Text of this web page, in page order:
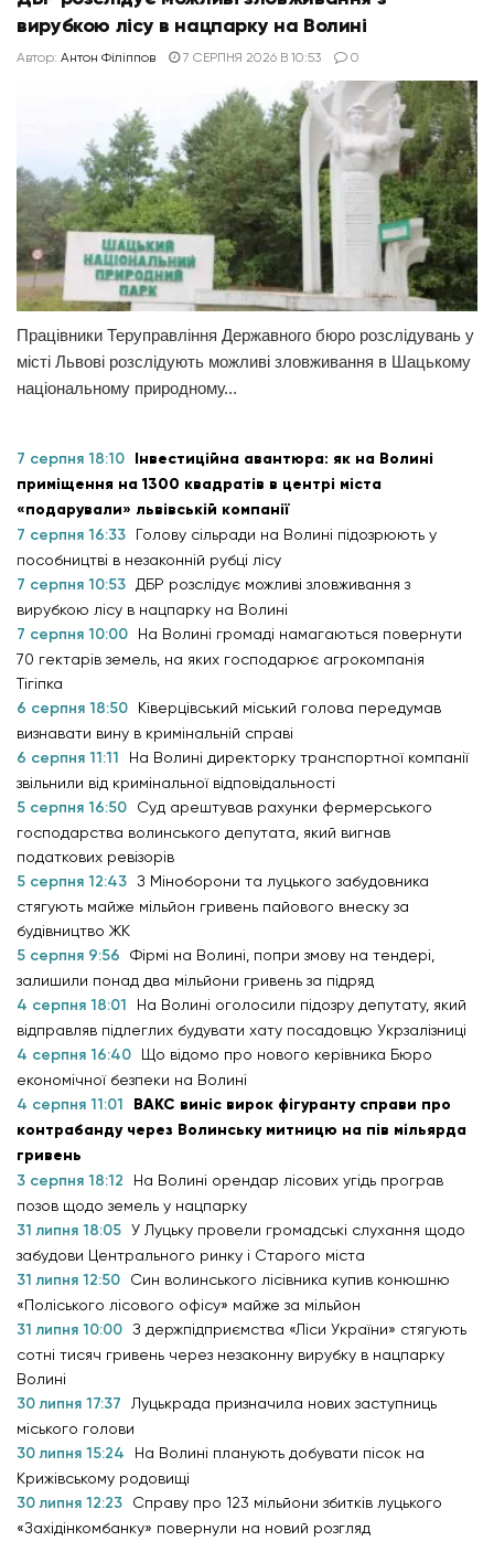
вирубкою лісу в нацпарку на Волині
Автор: Антон Філіппов 7 СЕРПНЯ 2026 В 10:53 0
Працівники Теруправління Державного бюро розслідувань у
місті Львові розслідують можливі зловживання в Шацькому
національному природному...
7 серпня 18:10 Інвестиційна авантюра: як на Волині
приміщення на 1300 квадратів в центрі міста
«подарували» львівській компанії
7 серпня 16:33
Голову сільради на Волині підозрюють у
пособництві в незаконній рубці лісу
7 серпня 10:53
ДБР розслідує можливі зловживання з
вирубкою лісу в нацпарку на Волині
7 серпня 10:00
На Волині громаді намагаються повернути
70 гектарів земель, на яких господарює агрокомпанія
Тігіпка
6 серпня 18:50
Ківерцівський міський голова передумав
визнавати вину в кримінальній справі
6 серпня 11:11
На Волині директорку транспортної компанії
звільнили від кримінальної відповідальності
5 серпня 16:50
Суд арештував рахунки фермерського
господарства волинського депутата, який вигнав
податкових ревізорів
5 серпня 12:43 З Міноборони та луцького забудовника
стягують майже мільйон гривень пайового внеску за
будівництво ЖК
5 серпня 9:56
Фірмі на Волині, попри змову на тендері,
залишили понад два мільйони гривень за підряд
4 серпня 18:01
На Волині оголосили підозру депутату, який
відправляв підлеглих будувати хату посадовцю Укрзалізниці
4 серпня 16:40
Що відомо про нового керівника Бюро
економічної безпеки на Волині
4 серпня 11:01
ВАКС виніс вирок фігуранту справи про
контрабанду через Волинську митницю на пів мільярда
гривень
3 серпня 18:12
На Волині орендар лісових угідь програв
позов щодо земель у нацпарку
31 липня 18:05 У Луцьку провели громадські слухання щодо
забудови Центрального ринку і Старого міста
31 липня 12:50
Син волинського лісівника купив конюшню
«Поліського лісового офісу» майже за мільйон
31 липня 10:00 З держпідприємства «Ліси України» стягують
сотні тисяч гривень через незаконну вирубку в нацпарку
Волині
30 липня 17:37
Луцькрада призначила нових заступниць
міського голови
30 липня 15:24
На Волині планують добувати пісок на
Крижівському родовищі
30 липня 12:23
Справу про 123 мільйони збитків луцького
«Західінкомбанку» повернули на новий розгляд